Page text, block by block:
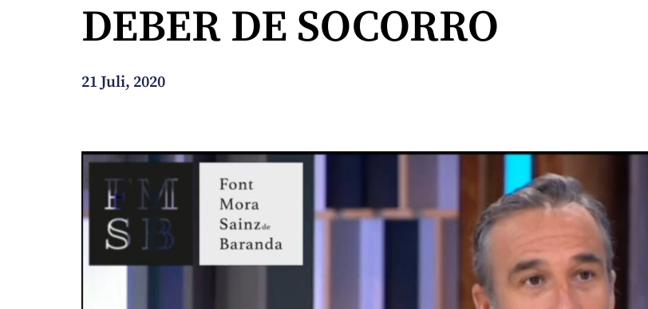
Blog und Nachrichten
Wie können wir Ihnen helfen?
DEBER DE SOCORRO
21 Juli, 2020